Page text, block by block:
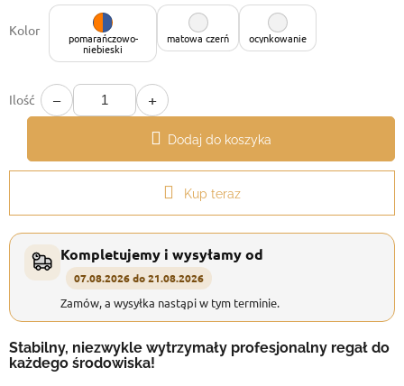
Kolor pomarańczowo-
niebieski
matowa czerń ocynkowanie
Ilość − +
Dodaj do koszyka
Kup teraz
Kompletujemy i wysyłamy od
07.08.2026 do 21.08.2026
Zamów, a wysyłka nastąpi w tym terminie.
Stabilny, niezwykle wytrzymały profesjonalny regał do
każdego środowiska!